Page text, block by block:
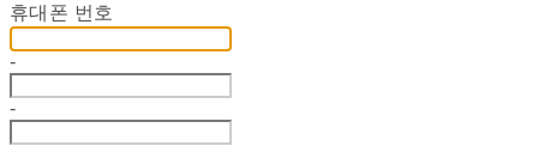
휴대폰 번호
-
-